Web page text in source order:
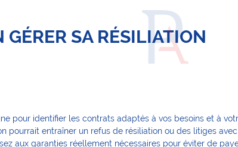
SA RÉSILIATION
pour identifier les contrats adaptés à vos besoins et à
pourrait entraîner un refus de résiliation ou des litiges
aux garanties réellement nécessaires pour éviter de